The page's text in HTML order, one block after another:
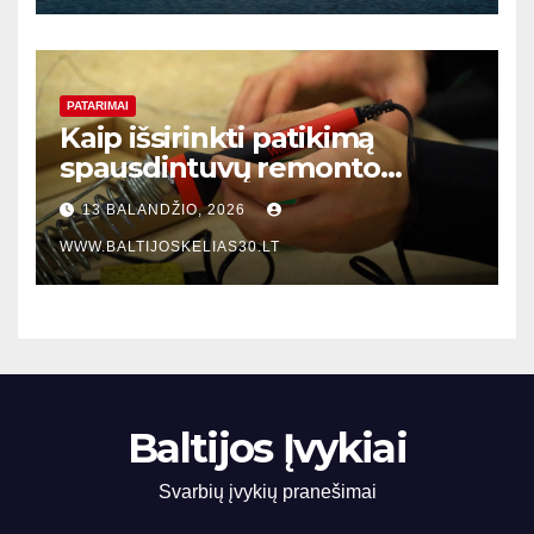
PATARIMAI
Kaip išsirinkti patikimą
spausdintuvų remonto
meistrą Klaipėdoje: praktinis
vadovas verslo įmonėms
13 BALANDŽIO, 2026
WWW.BALTIJOSKELIAS30.LT
Baltijos Įvykiai
Svarbių įvykių pranešimai